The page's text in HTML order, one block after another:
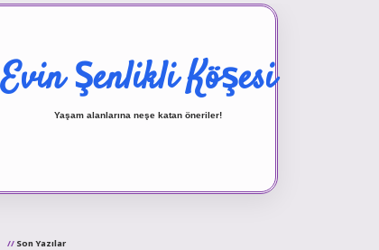
Evin Şenlikli Köşesi
Yaşam alanlarına neşe katan öneriler!
Son Yazılar